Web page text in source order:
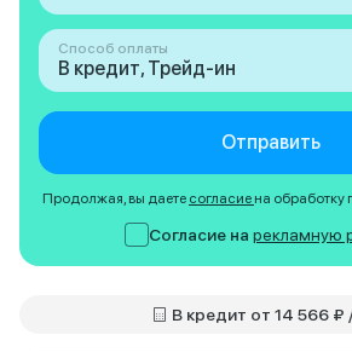
Способ оплаты
В кредит, Трейд-ин
Отправить
Продолжая, вы даете согласие на обработку
Согласие на рекламную
В кредит от 14